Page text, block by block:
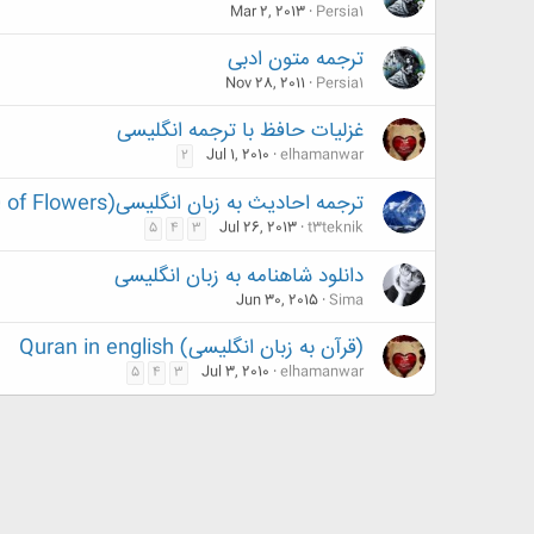
Persia1
Mar 2, 2013
ترجمه متون ادبی
Persia1
Nov 28, 2011
غزلیات حافظ با ترجمه انگلیسی
elhamanwar
Jul 1, 2010
2
ترجمه احادیث به زبان انگلیسی(A Bundle of Flowers)
t3teknik
Jul 26, 2013
3
4
5
دانلود شاهنامه به زبان انگلیسی
Sima
Jun 30, 2015
(قرآن به زبان انگلیسی) Quran in english
elhamanwar
Jul 3, 2010
3
4
5